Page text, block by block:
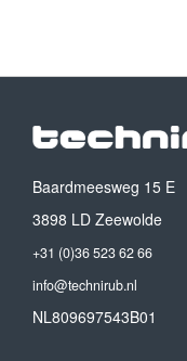
Baardmeesweg 15 E
3898 LD Zeewolde
+31 (0)36 523 62 66
info@technirub.nl
NL809697543B01